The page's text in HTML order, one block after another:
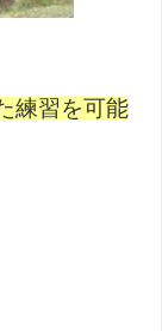
練習を可能